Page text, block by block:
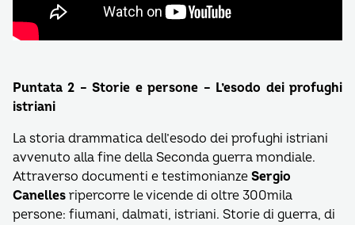
Puntata 2 – Storie e persone – L’esodo dei profughi
istriani
La storia drammatica dell’esodo dei profughi istriani
avvenuto alla fine della Seconda guerra mondiale.
Attraverso documenti e testimonianze Sergio
Canelles ripercorre le vicende di oltre 300mila
persone: fiumani, dalmati, istriani. Storie di guerra, di